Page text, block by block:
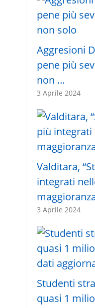
Aggresioni
pene più
non …
3 Aprile 2024
Valditara,
integrati
3 Aprile 2024
Studenti
quasi 1